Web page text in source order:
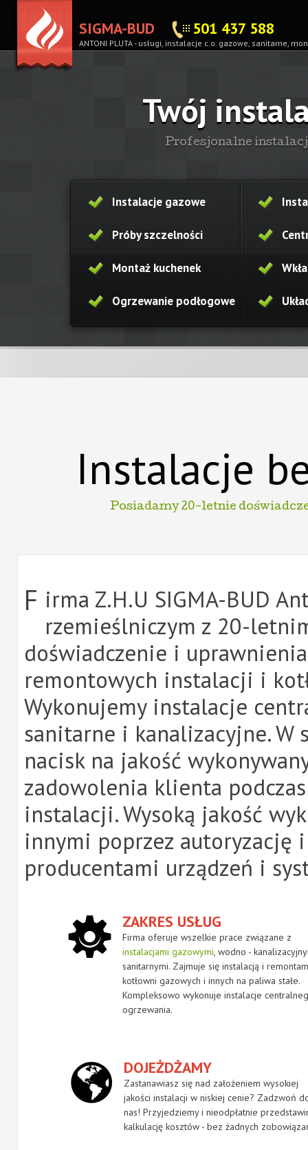
SIGMA-BUD
ANTONI PLUTA - usługi, instalacje c.o. gazowe, sanitarne,
501 437 588
Twój
Profesjonalne
Instalacje gazowe
Próby szczelności
Montaż kuchenek
Ogrzewanie podłogowe
Instalacje
Posiadamy 20-letnie
F irma Z.H.U SIGMA-BUD
rzemieślniczym z 20-
doświadczenie i
remontowych instalacji i
Wykonujemy instalacje
sanitarne i kanalizacyjne. W
nacisk na jakość
zadowolenia klienta
instalacji. Wysoką jakość
innymi poprzez autoryzację
producentami urządzeń i
ZAKRES USŁUG
Firma oferuje wszelkie prace związane z
instalacjami gazowymi, wodno -
sanitarnymi. Zajmuje się instalacją i
kotłowni gazowych i innych na paliwa stałe.
Kompleksowo wykonuje instalacje
ogrzewania.
DOJEŻDŻAMY
Zastanawiasz się nad założeniem wysokiej
jakości instalacji w niskiej cenie? Zadzwoń
nas! Przyjedziemy i nieodpłatnie
kalkulację kosztów - bez żadnych